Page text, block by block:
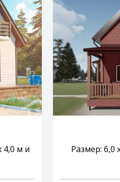
4,0 м и
Размер: 6,0